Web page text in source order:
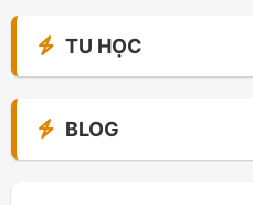
TU HỌC
BLOG